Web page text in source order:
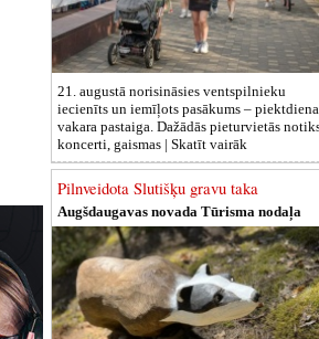
21. augustā norisināsies ventspilnieku
iecienīts un iemīļots pasākums –
vakara pastaiga. Dažādās pieturvietās
koncerti, gaismas | Skatīt vairāk
Pilnveidota Slutišķu gravu taka
Augšdaugavas novada Tūrisma nodaļa